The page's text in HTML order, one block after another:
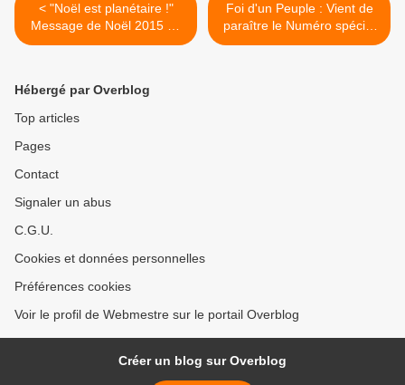
< "Noël est planétaire !"
Message de Noël 2015 de
la Mission Ouvrière
Foi d'un Peuple : Vient de
paraître le Numéro spécial
sur la Rencontre nationale
Hébergé par Overblog
Top articles
Pages
Contact
Signaler un abus
C.G.U.
Cookies et données personnelles
Préférences cookies
Voir le profil de Webmestre sur le portail Overblog
Créer un blog sur Overblog